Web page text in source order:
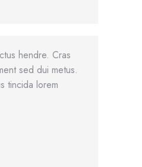
hendre. Cras
sed dui metus.
tincida lorem